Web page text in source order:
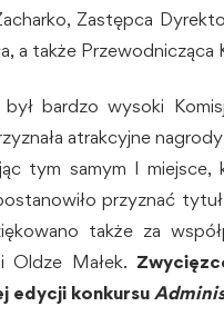
Zastępca
a także
bardzo wysoki
atrakcyjne
tym samym I miejsce,
przyznać tytuł
także za
Oldze Małek.
edycji konkursu